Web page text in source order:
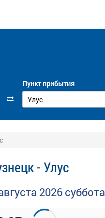
Пункт прибытия
- Улус
2026 суббота